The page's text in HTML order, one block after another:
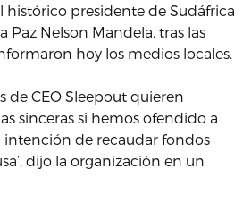
histórico presidente de Sudáfrica
Paz Nelson Mandela, tras las
hoy los medios locales.
de CEO Sleepout quieren
sinceras si hemos ofendido a
intención de recaudar fondos
dijo la organización en un